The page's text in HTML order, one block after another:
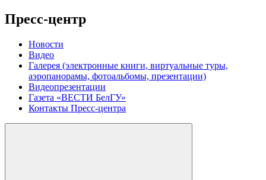
Пресс-центр
Новости
Видео
Галерея (электронные книги, виртуальные туры,
аэропанорамы, фотоальбомы, презентации)
Видеопрезентации
Газета «ВЕСТИ БелГУ»
Контакты Пресс-центра